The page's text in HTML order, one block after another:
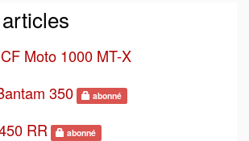
Moto 1000 MT-X
350
abonné
RR abonné